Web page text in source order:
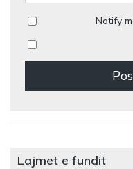
Notify
Lajmet e fundit